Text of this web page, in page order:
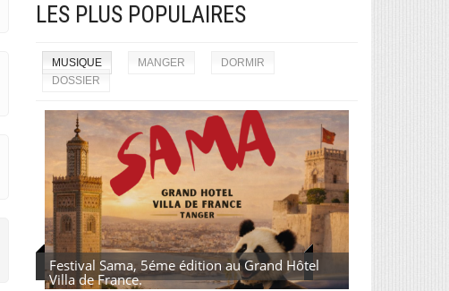
LES PLUS POPULAIRES
MUSIQUE MANGER
DORMIR
DOSSIER
Festival Sama, 5éme édition au Grand Hôtel
Villa de France.